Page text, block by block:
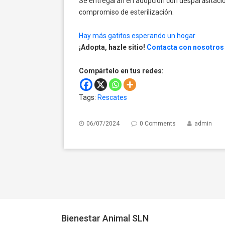
compromiso de esterilización.
Hay más gatitos esperando un hogar
¡Adopta, hazle sitio! Contacta con nosotros
Compártelo en tus redes:
Tags: Rescates
06/07/2024 0 Comments admin
Bienestar Animal SLN